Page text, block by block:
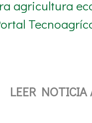
agricultura
LEER NOTICIA